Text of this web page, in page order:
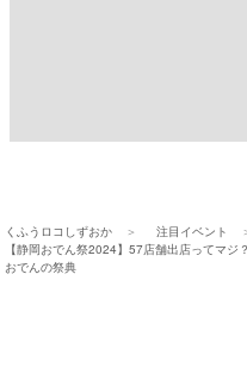
くふうロコしずおか
注目イベント
【静岡おでん祭2024】57店舗出店ってマ
おでんの祭典